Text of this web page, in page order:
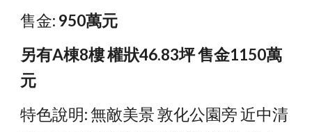
售金: 950萬元
另有A棟8樓 權狀46.83坪 售金1150萬
元
特色說明: 無敵美景 敦化公園旁 近中清